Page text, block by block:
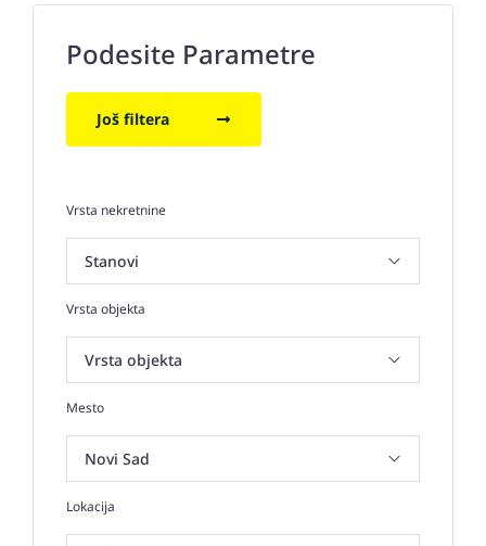
Podesite Parametre
Još filtera
Vrsta nekretnine
Vrsta objekta
Mesto
Lokacija